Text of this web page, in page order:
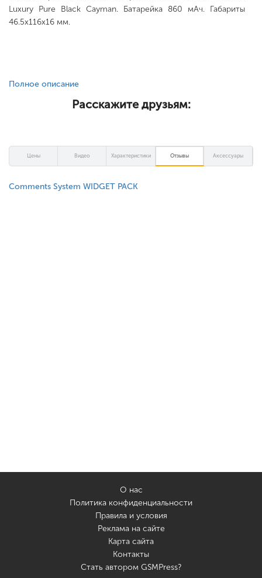
Luxury Pure Black Cayman. Батарейка 860 мАч. Габариты
46.5x116x16 мм.
Полное описание
Расскажите друзьям:
Цены Видео Характеристики Отзывы Аксессуары
Comments System WIDGET PACK
О нас
Политика конфиденциальности
Правила и условия
Реклама на сайте
Карта сайта
Контакты
Стать автором GSMPress?